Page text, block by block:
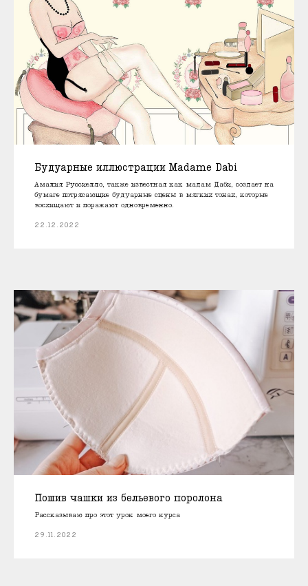
Будуарные иллюстрации Madame Dabi
Амалия Руссиелло, также известная как мадам Даби, создает на
бумаге потрясающие будуарные сцены в мягких тонах, которые
восхищают и поражают одновременно.
22.12.2022
Пошив чашки из бельевого поролона
Рассказываю про этот урок моего курса
29.11.2022